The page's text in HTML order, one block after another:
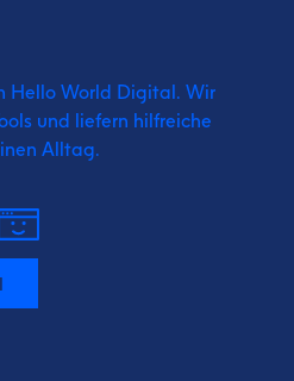
Hello World Digital. Wir
und liefern hilfreiche
Alltag.